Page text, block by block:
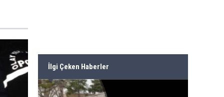
İlgi Çeken Haberler